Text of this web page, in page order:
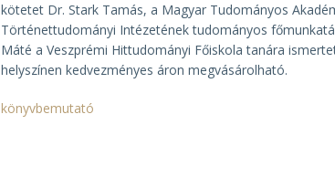
kötetet Dr. Stark Tamás, a Magyar Tudományos
Történettudományi Intézetének tudományos
Máté a Veszprémi Hittudományi Főiskola tanára
helyszínen kedvezményes áron megvásárolható.
könyvbemutató